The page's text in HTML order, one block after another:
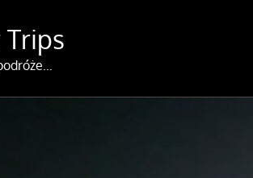
Trips